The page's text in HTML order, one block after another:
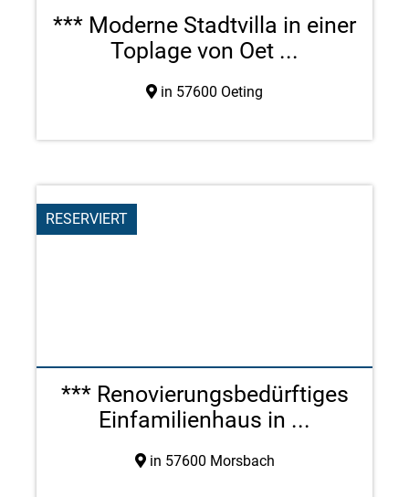
*** Moderne Stadtvilla in einer
Toplage von Oet ...
in 57600 Oeting
RESERVIERT
*** Renovierungsbedürftiges
Einfamilienhaus in ...
in 57600 Morsbach